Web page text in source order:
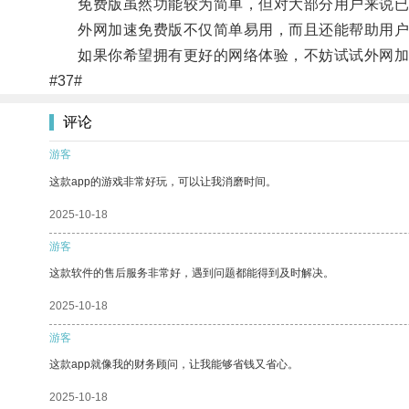
免费版虽然功能较为简单，但对大部分用户来说已
外网加速免费版不仅简单易用，而且还能帮助用户
如果你希望拥有更好的网络体验，不妨试试外网
#37#
评论
游客
这款app的游戏非常好玩，可以让我消磨时间。
2025-10-18
游客
这款软件的售后服务非常好，遇到问题都能得到及时解决。
2025-10-18
游客
这款app就像我的财务顾问，让我能够省钱又省心。
2025-10-18